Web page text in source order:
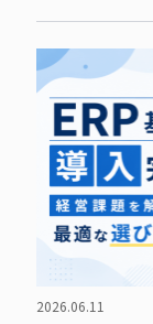
2026.06.11